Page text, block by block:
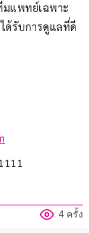
มแพทย์เฉพาะ
ด้รับการดูแลที่ดี
4 ครั้ง